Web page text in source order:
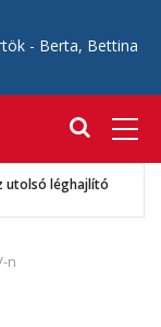
- Berta, Bettina
utolsó léghajlító
n